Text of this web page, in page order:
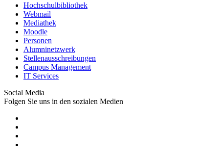
Hochschulbibliothek
Webmail
Mediathek
Moodle
Personen
Alumninetzwerk
Stellenausschreibungen
Campus Management
IT Services
Social Media
Folgen Sie uns in den sozialen Medien